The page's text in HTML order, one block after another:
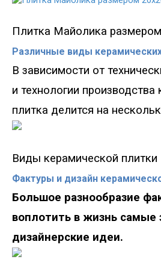
Плитка Майолика
Различные виды
В зависимости от
и технологии производства
плитка делится на
Виды керамической плитки
Фактуры и дизайн
Большое разнообразие
воплотить в жизнь
дизайнерские идеи.